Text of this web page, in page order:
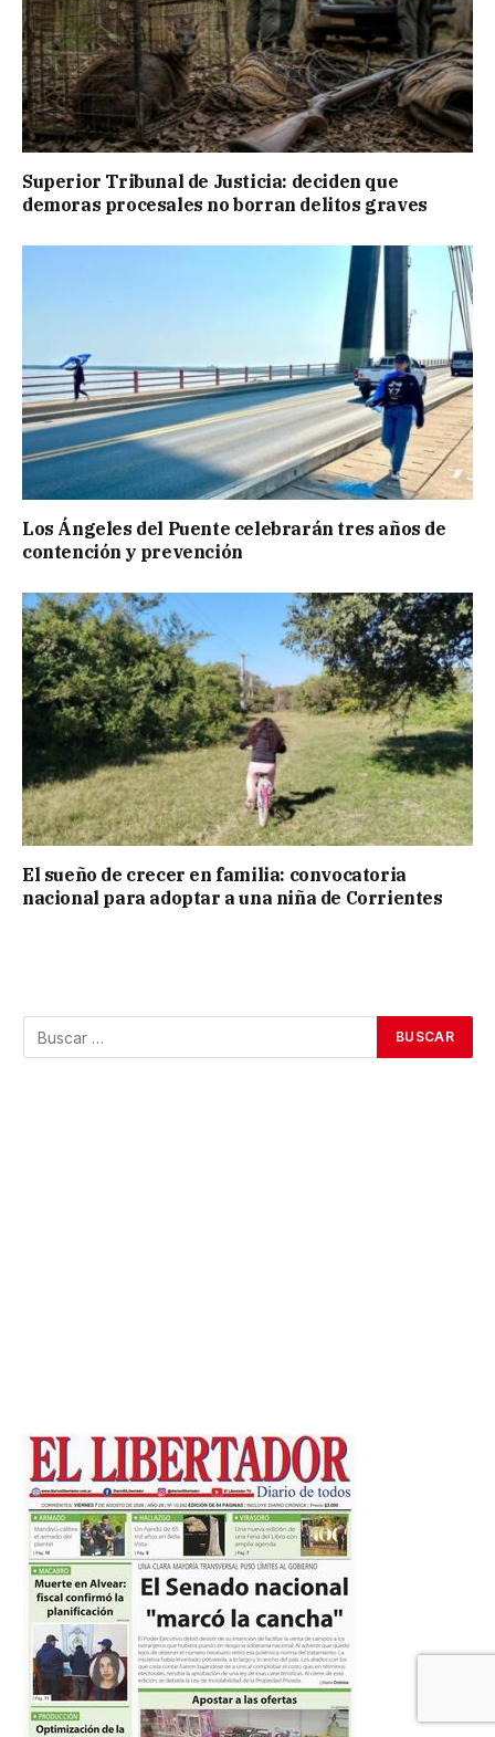
Superior Tribunal de Justicia: deciden que
demoras procesales no borran delitos graves
Los Ángeles del Puente celebrarán tres años de
contención y prevención
El sueño de crecer en familia: convocatoria
nacional para adoptar a una niña de Corrientes